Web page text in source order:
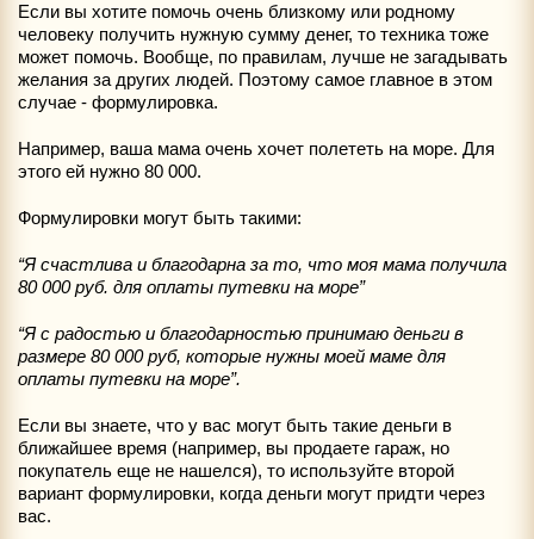
Если вы хотите помочь очень близкому или родному
человеку получить нужную сумму денег, то техника тоже
может помочь. Вообще, по правилам, лучше не загадывать
желания за других людей. Поэтому самое главное в этом
случае - формулировка.
Например, ваша мама очень хочет полететь на море. Для
этого ей нужно 80 000.
Формулировки могут быть такими:
“Я счастлива и благодарна за то, что моя мама получила
80 000 руб. для оплаты путевки на море”
“Я с радостью и благодарностью принимаю деньги в
размере 80 000 руб, которые нужны моей маме для
оплаты путевки на море”.
Если вы знаете, что у вас могут быть такие деньги в
ближайшее время (например, вы продаете гараж, но
покупатель еще не нашелся), то используйте второй
вариант формулировки, когда деньги могут придти через
вас.